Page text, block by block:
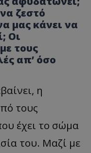
ζεστό
μας κάνει να
Οι
τους
απ’ όσο
η
τους
έχει το σώμα
του. Μαζί με